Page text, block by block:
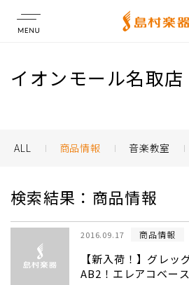
店舗情報
イオンモール名取
ALL 商品情報 音楽教室
検索結果：商品情報
2016.09.17 商品情報
【新入荷！】グレッ
AB2！エレアコベー